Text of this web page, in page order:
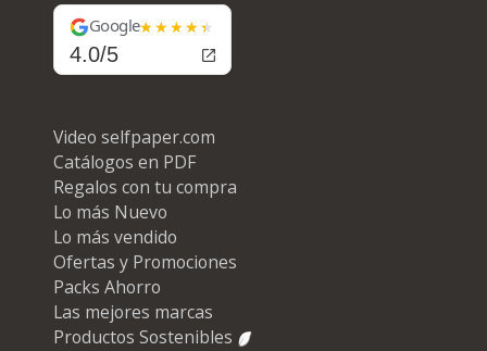
Google
4.0/5
Video selfpaper.com
Catálogos en PDF
Regalos con tu compra
Lo más Nuevo
Lo más vendido
Ofertas y Promociones
Packs Ahorro
Las mejores marcas
Productos Sostenibles